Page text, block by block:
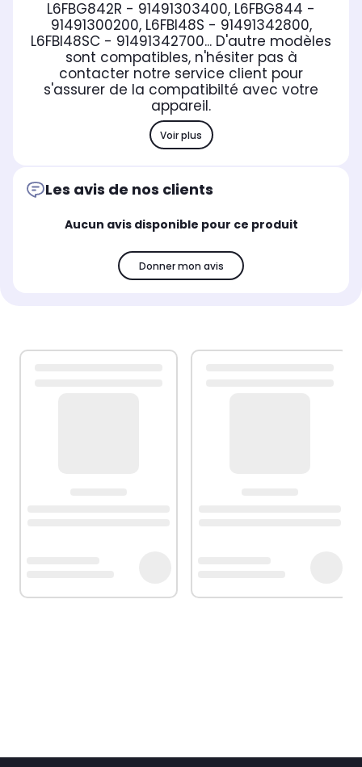
L6FBG842R - 91491303400, L6FBG844 -
91491300200, L6FBI48S - 91491342800,
L6FBI48SC - 91491342700... D'autre modèles
sont compatibles, n'hésiter pas à
contacter notre service client pour
s'assurer de la compatibilté avec votre
appareil.
Voir plus
Les avis de nos clients
Aucun avis disponible pour ce produit
Donner mon avis